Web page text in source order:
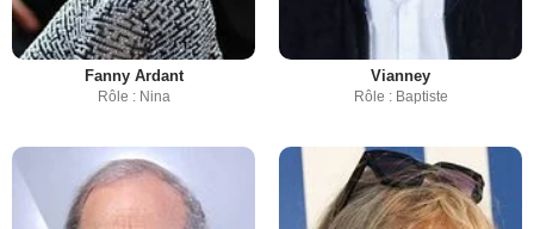
Fanny Ardant
Rôle : Nina
Vianney
Rôle : Baptiste